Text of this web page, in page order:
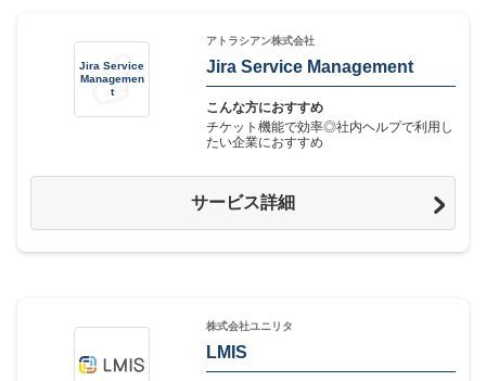
Jira Service
Managemen
t
アトラシアン株式会社
Jira Service Management
こんな方におすすめ
チケット機能で効率◎社内ヘルプで利用し
たい企業におすすめ
サービス詳細
株式会社ユニリタ
LMIS